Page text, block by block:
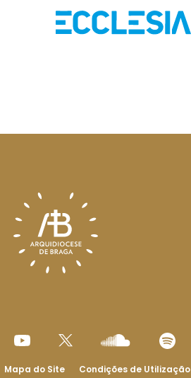
Mapa do Site Condições de Utilização